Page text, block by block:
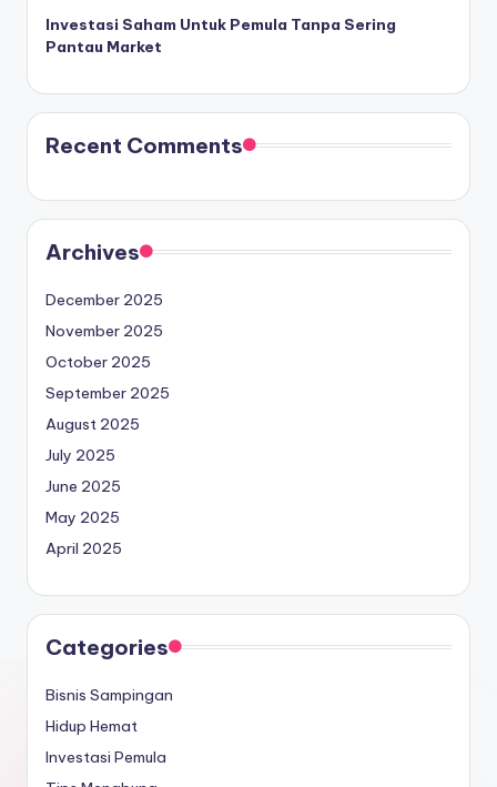
Investasi Saham Untuk Pemula Tanpa Sering
Pantau Market
Recent Comments
Archives
December 2025
November 2025
October 2025
September 2025
August 2025
July 2025
June 2025
May 2025
April 2025
Categories
Bisnis Sampingan
Hidup Hemat
Investasi Pemula